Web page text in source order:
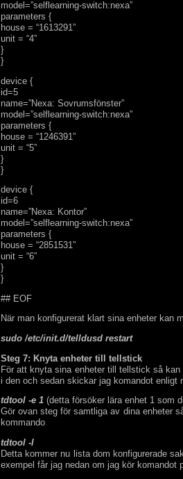
model=”selflearning-switch:nexa”
parameters {
house = “1613291”
unit = “4”
}
}
device {
id=5
name=”Nexa: Sovrumsfönster”
model=”selflearning-switch:nexa”
parameters {
house = “1246391”
unit = “5”
}
}
device {
id=6
name=”Nexa: Kontor”
model=”selflearning-switch:nexa”
parameters {
house = “2851531”
unit = “6”
}
}
## EOF
När man konfigurerat klart sina enheter kan
sudo /etc/init.d/telldusd restart
Steg 7: Knyta enheter till tellstick
För att knyta sina enheter till tellstick så
i den och sedan skickar jag komandot enligt
tdtool -e 1 (detta försöker lära enhet 1 som
Gör ovan steg för samtliga av dina enheter
kommando
tdtool -l
Detta kommer nu lista dom konfigurerade
exempel får jag nedan om jag kör komandot